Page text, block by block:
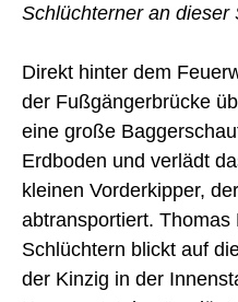
Schlüchterner an dieser
Direkt hinter dem
der Fußgängerbrücke
eine große
Erdboden und verlädt
kleinen Vorderkipper,
abtransportiert.
Schlüchtern blickt auf
der Kinzig in der